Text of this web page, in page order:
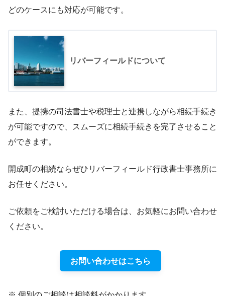
どのケースにも対応が可能です。
リバーフィールドについて
また、提携の司法書士や税理士と連携しながら相続手続き
が可能ですので、スムーズに相続手続きを完了させること
ができます。
開成町の相続ならぜひリバーフィールド行政書士事務所に
お任せください。
ご依頼をご検討いただける場合は、お気軽にお問い合わせ
ください。
お問い合わせはこちら